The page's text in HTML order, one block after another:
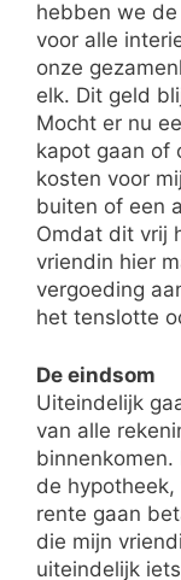
hebben we
voor alle
onze
elk. Dit geld
Mocht er nu
kapot gaan of
kosten voor
buiten of een
Omdat dit vrij
vriendin hier
vergoeding
het tenslotte
De eindsom
Uiteindelijk
van alle
de
rente gaan
die mijn
uiteindelijk